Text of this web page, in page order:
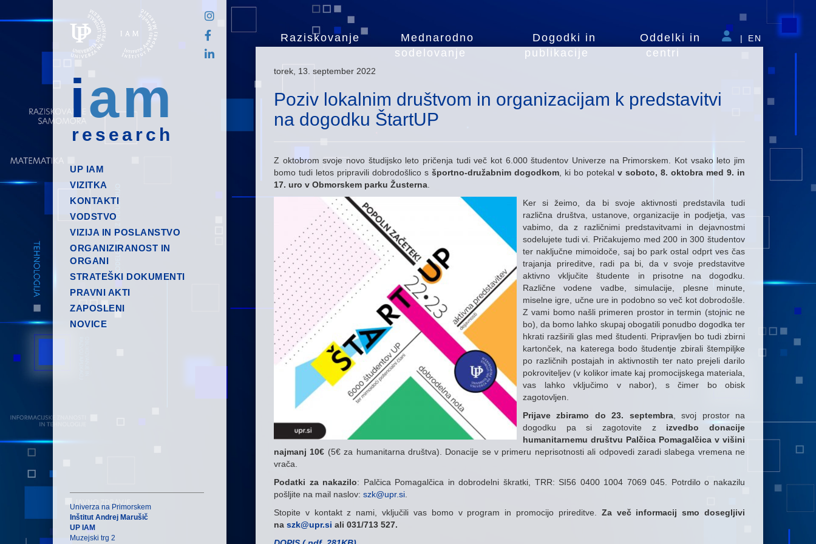
iam
research
Raziskovanje
Mednarodno
sodelovanje
Dogodki in
publikacije
Oddelki in
centri
| EN
UP IAM
VIZITKA
KONTAKTI
VODSTVO
VIZIJA IN POSLANSTVO
ORGANIZIRANOST IN
ORGANI
STRATEŠKI DOKUMENTI
PRAVNI AKTI
ZAPOSLENI
NOVICE
torek, 13. september 2022
Poziv lokalnim društvom in organizacijam k predstavitvi
na dogodku ŠtartUP
Z oktobrom svoje novo študijsko leto pričenja tudi več kot 6.000 študentov Univerze na Primorskem. Kot vsako leto jim
bomo tudi letos pripravili dobrodošlico s športno-družabnim dogodkom , ki bo potekal v soboto, 8. oktobra med 9. in
17. uro v Obmorskem parku Žusterna
Ker si žeimo, da bi svoje aktivnosti predstavila tudi
različna društva, ustanove, organizacije in podjetja, vas
vabimo, da z različnimi predstavitvami in dejavnostmi
sodelujete tudi vi. Pričakujemo med 200 in 300 študentov
ter naključne mimoidoče, saj bo park ostal odprt ves čas
trajanja prireditve, radi pa bi, da v svoje predstavitve
aktivno vključite študente in prisotne na dogodku.
Različne vodene vadbe, simulacije, plesne minute,
miselne igre, učne ure in podobno so več kot dobrodošle.
Z vami bomo našli primeren prostor in termin (stojnic ne
bo), da bomo lahko skupaj obogatili ponudbo dogodka ter
hkrati razširili glas med študenti. Pripravljen bo tudi zbirni
kartonček, na katerega bodo študentje zbirali štempiljke
po različnih postajah in aktivnostih ter nato prejeli darilo
pokroviteljev (v kolikor imate kaj promocijskega materiala,
vas lahko vključimo v nabor), s čimer bo obisk
zagotovljen.
Prijave zbiramo do 23. septembra, svoj prostor na
dogodku pa si zagotovite z izvedbo donacije
humanitarnemu društvu Palčica Pomagalčica v višini
najmanj 10€ (5€ za humanitarna društva). Donacije se v primeru neprisotnosti ali odpovedi zaradi slabega vremena ne
vrača.
Podatki za nakazilo: Palčica Pomagalčica in dobrodelni škratki, TRR: SI56 0400 1004 7069 045. Potrdilo o nakazilu
pošljite na mail naslov: szk@upr.si
Stopite v kontakt z nami, vključili vas bomo v program in promocijo prireditve. Za več informacij smo dosegljivi
na szk@upr.si ali 031/713 527.
Univerza na Primorskem
Inštitut Andrej Marušič
UP IAM
Muzejski trg 2